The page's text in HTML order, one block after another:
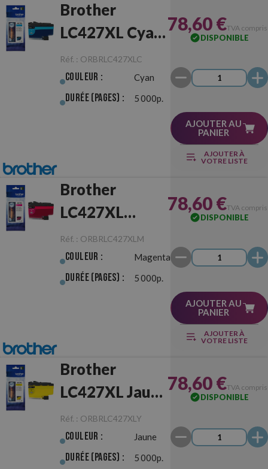
Brother
LC427XL Cyan
Originale
Réf. : ORBRLC427XLC
Couleur : Cyan
Durée (pages) : 5 000p.
78,60 €TVA
DISPONIBLE
AJOUTER AU
PANIER
AJOUTER À
VOTRE LISTE
Brother
LC427XL
Magenta
Originale
Réf. : ORBRLC427XLM
Couleur : Magenta
Durée (pages) : 5 000p.
78,60 €TVA
DISPONIBLE
AJOUTER AU
PANIER
AJOUTER À
VOTRE LISTE
Brother
LC427XL Jaune
Originale
Réf. : ORBRLC427XLY
Couleur : Jaune
Durée (pages) : 5 000p.
78,60 €TVA
DISPONIBLE